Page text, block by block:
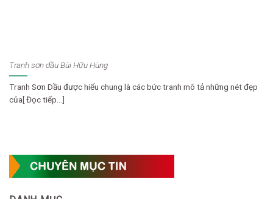
Tranh sơn dầu Bùi Hữu Hùng
Tranh Sơn Dầu được hiểu chung là các bức tranh mô tả những nét đẹp
của[ Đọc tiếp...]